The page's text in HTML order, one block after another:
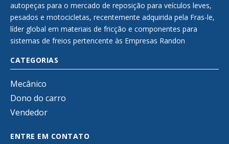
autopeças para o mercado de reposição para veículos leves,
pesados e motocicletas, recentemente adquirida pela Fras-le,
líder global em materiais de fricção e componentes para
sistemas de freios pertencente às Empresas Randon
CATEGORIAS
Mecânico
Dono do carro
Vendedor
ENTRE EM CONTATO